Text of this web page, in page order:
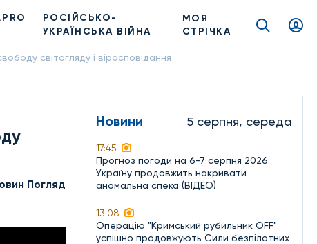
РОСІЙСЬКО-
УКРАЇНСЬКА ВІЙНА
МОЯ
СТРІЧКА
світогляду і віросповідання
Погляд
Новини 5 серпня, середа
17:45
Прогноз погоди на 6-7 серпня 2026:
Україну продовжить накривати
аномальна спека (ВІДЕО)
13:08
Операцію "Кримський рубильник OFF"
успішно продовжують Сили безпілотних